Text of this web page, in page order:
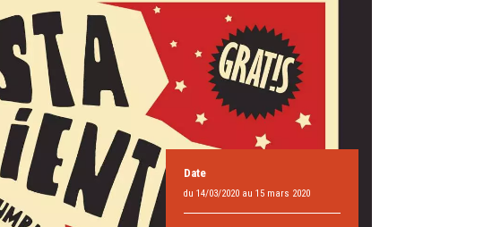
Date
du 14/03/2020 au 15 mars 2020